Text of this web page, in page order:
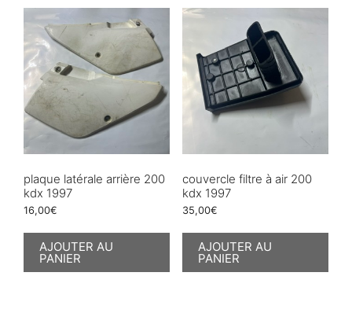
plaque latérale arrière 200
kdx 1997
16,00€
AJOUTER AU
PANIER
couvercle filtre à air 200
kdx 1997
35,00€
AJOUTER AU
PANIER